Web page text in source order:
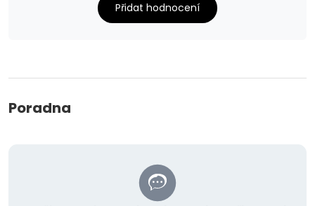
Přidat hodnocení
Poradna